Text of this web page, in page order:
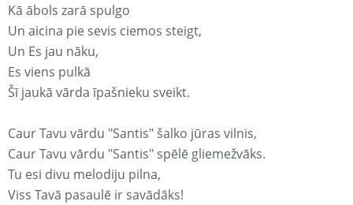
Kā ābols zarā spulgo
Un aicina pie sevis ciemos steigt,
Un Es jau nāku,
Es viens pulkā
Šī jaukā vārda īpašnieku sveikt.
Caur Tavu vārdu "Santis" šalko jūras vilnis,
Caur Tavu vārdu "Santis" spēlē gliemežvāks.
Tu esi divu melodiju pilna,
Viss Tavā pasaulē ir savādāks!